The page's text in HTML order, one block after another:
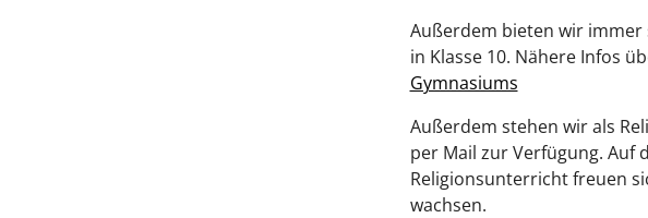
Außerdem bieten wir immer
in Klasse 10. Nähere Infos
Gymnasiums
Außerdem stehen wir als
per Mail zur Verfügung. Auf
Religionsunterricht freuen
wachsen.